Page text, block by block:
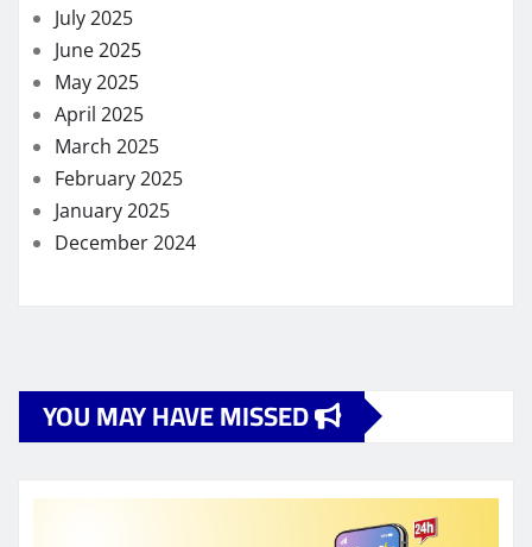
July 2025
June 2025
May 2025
April 2025
March 2025
February 2025
January 2025
December 2024
YOU MAY HAVE MISSED